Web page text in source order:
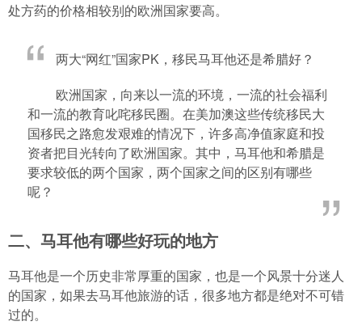
处方药的价格相较别的欧洲国家要高。
两大“网红”国家PK，移民马耳他还是希腊好？
欧洲国家，向来以一流的环境，一流的社会福利
和一流的教育叱咤移民圈。在美加澳这些传统移民大
国移民之路愈发艰难的情况下，许多高净值家庭和投
资者把目光转向了欧洲国家。其中，马耳他和希腊是
要求较低的两个国家，两个国家之间的区别有哪些
呢？
二、马耳他有哪些好玩的地方
马耳他是一个历史非常厚重的国家，也是一个风景十分迷人
的国家，如果去马耳他旅游的话，很多地方都是绝对不可错
过的。